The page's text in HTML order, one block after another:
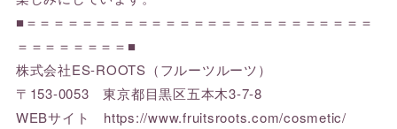
■＝＝＝＝＝＝＝＝＝＝＝＝＝＝＝＝＝＝＝＝＝＝＝＝＝
＝＝＝＝＝＝＝＝■
株式会社ES-ROOTS（フルーツルーツ）
〒153-0053 東京都目黒区五本木3-7-8
WEBサイト https://www.fruitsroots.com/cosmetic/